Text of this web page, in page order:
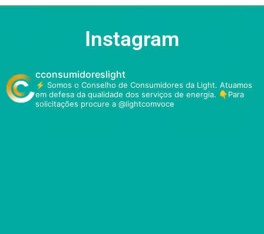
Instagram
cconsumidoreslight
⚡ Somos o Conselho de Consumidores da Light. Atuamos
em defesa da qualidade dos serviços de energia. 👇Para
solicitações procure a @lightcomvoce